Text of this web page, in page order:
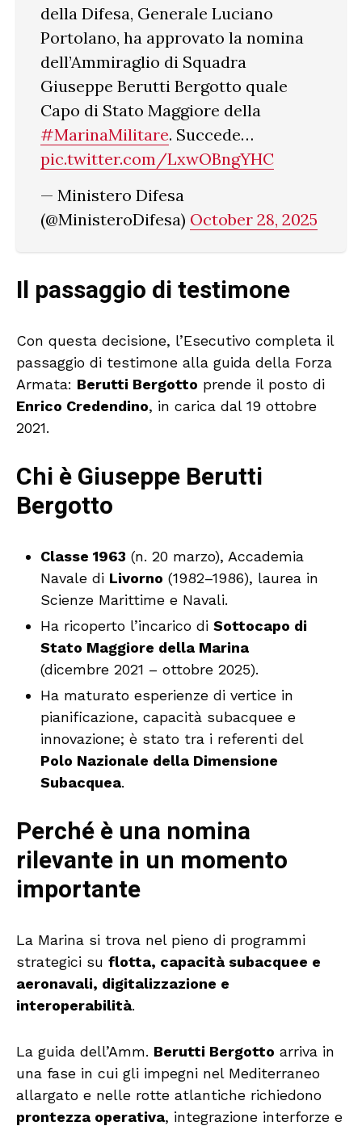
della Difesa, Generale Luciano
Portolano, ha approvato la nomina
dell’Ammiraglio di Squadra
Giuseppe Berutti Bergotto quale
Capo di Stato Maggiore della
#MarinaMilitare. Succede…
pic.twitter.com/LxwOBngYHC
— Ministero Difesa
(@MinisteroDifesa) October 28, 2025
Il passaggio di testimone
Con questa decisione, l’Esecutivo completa il
passaggio di testimone alla guida della Forza
Armata: Berutti Bergotto prende il posto di
Enrico Credendino, in carica dal 19 ottobre
2021.
Chi è Giuseppe Berutti
Bergotto
Classe 1963 (n. 20 marzo), Accademia
Navale di Livorno (1982–1986), laurea in
Scienze Marittime e Navali.
Ha ricoperto l’incarico di Sottocapo di
Stato Maggiore della Marina
(dicembre 2021 – ottobre 2025).
Ha maturato esperienze di vertice in
pianificazione, capacità subacquee e
innovazione; è stato tra i referenti del
Polo Nazionale della Dimensione
Subacquea.
Perché è una nomina
rilevante in un momento
importante
La Marina si trova nel pieno di programmi
strategici su flotta, capacità subacquee e
aeronavali, digitalizzazione e
interoperabilità.
La guida dell’Amm. Berutti Bergotto arriva in
una fase in cui gli impegni nel Mediterraneo
allargato e nelle rotte atlantiche richiedono
prontezza operativa, integrazione interforze e